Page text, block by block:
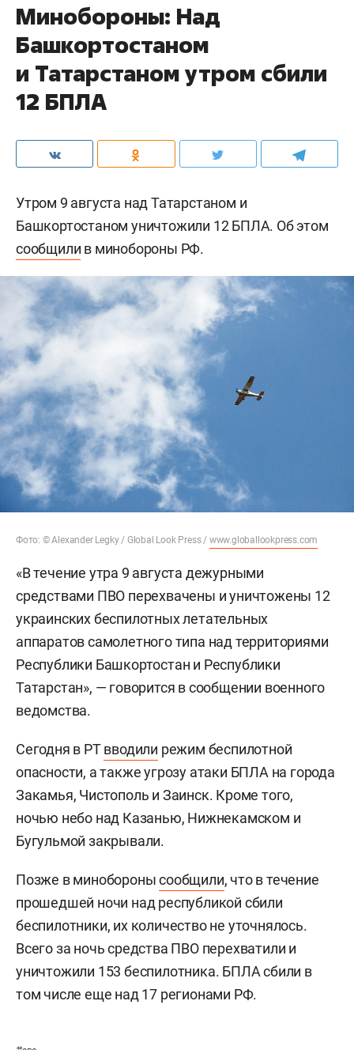
Минобороны: Над
Башкортостаном
и Татарстаном утром сбили
12 БПЛА
Утром 9 августа над Татарстаном и
Башкортостаном уничтожили 12 БПЛА. Об этом
сообщили в минобороны РФ.
Фото: © Alexander Legky / Global Look Press / www.globallookpress.com
«В течение утра 9 августа дежурными
средствами ПВО перехвачены и уничтожены 12
украинских беспилотных летательных
аппаратов самолетного типа над территориями
Республики Башкортостан и Республики
Татарстан», — говорится в сообщении военного
ведомства.
Сегодня в РТвводили режим беспилотной
опасности, а также угрозу атаки БПЛА на города
Закамья, Чистополь и Заинск. Кроме того,
ночью небо над Казанью, Нижнекамском и
Бугульмой закрывали.
Позже в миноборонысообщили, что в течение
прошедшей ночи над республикой сбили
беспилотники, их количество не уточнялось.
Всего за ночь средства ПВО перехватили и
уничтожили 153 беспилотника. БПЛА сбили в
том числе еще над 17 регионами РФ.